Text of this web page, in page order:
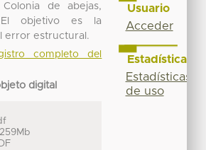
de abejas,
objetivo es la
error estructural.
completo del
digital
Usuario
Acceder
Estadísticas
Estadísticas
de uso